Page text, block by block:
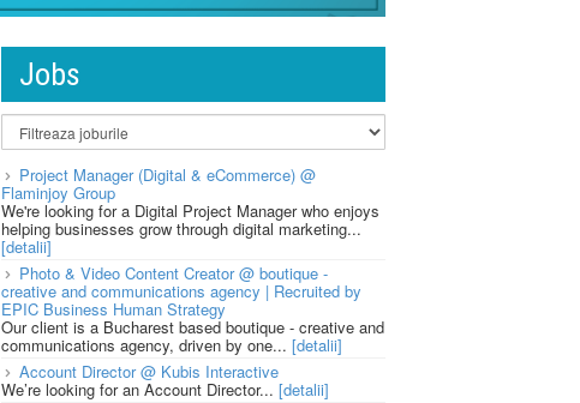
Jobs
Project Manager (Digital & eCommerce) @
Flaminjoy Group
We're looking for a Digital Project Manager who enjoys
helping businesses grow through digital marketing...
[detalii]
Photo & Video Content Creator @ boutique -
creative and communications agency | Recruited by
EPIC Business Human Strategy
Our client is a Bucharest based boutique - creative and
communications agency, driven by one... [detalii]
Account Director @ Kubis Interactive
We’re looking for an Account Director... [detalii]